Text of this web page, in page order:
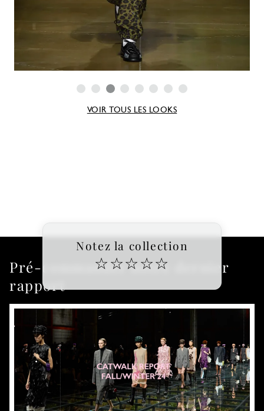
VOIR TOUS LES LOOKS
Notez la collection
☆ ☆☆ ☆☆
Pré-commander notre dernier
rapport